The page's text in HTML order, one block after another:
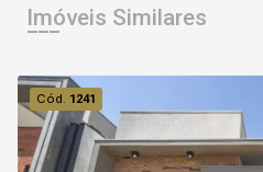
Imóveis Similares
Cód. 1241